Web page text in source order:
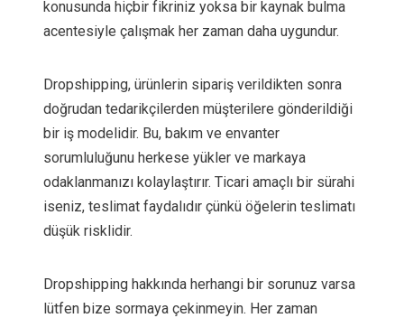
konusunda hiçbir fikriniz yoksa bir kaynak bulma
acentesiyle çalışmak her zaman daha uygundur.
Dropshipping, ürünlerin sipariş verildikten sonra
doğrudan tedarikçilerden müşterilere gönderildiği
bir iş modelidir. Bu, bakım ve envanter
sorumluluğunu herkese yükler ve markaya
odaklanmanızı kolaylaştırır. Ticari amaçlı bir sürahi
iseniz, teslimat faydalıdır çünkü öğelerin teslimatı
düşük risklidir.
Dropshipping hakkında herhangi bir sorunuz varsa
lütfen bize sormaya çekinmeyin. Her zaman